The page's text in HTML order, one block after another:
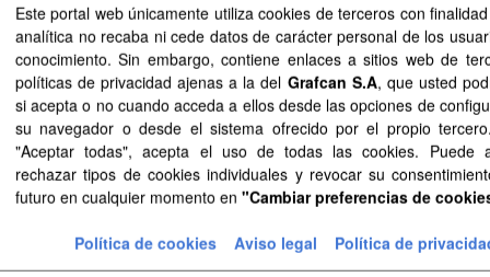
Última
actualización
22 de julio de 2026, 10:09 (UTC+00:00)
Creado
25 de junio de 2026, 8:46 (UTC+00:00)
Identificador
https://opendata.sitcan.es/dataset/
hidrometeorologica-para-analisis-de-
Idioma
es
Nombre del
publicador
Política Territorial, Cohesión Territorial y
Este portal web únicamente utiliza cookies de terceros con
analítica no recaba ni cede datos de carácter personal de los
conocimiento. Sin embargo, contiene enlaces a sitios web de
políticas de privacidad ajenas a la del Grafcan S.A, que usted
si acepta o no cuando acceda a ellos desde las opciones de
su navegador o desde el sistema ofrecido por el propio
"Aceptar todas", acepta el uso de todas las cookies. Puede
rechazar tipos de cookies individuales y revocar su
futuro en cualquier momento en "Cambiar preferencias de
Política de cookies Aviso legal Política de